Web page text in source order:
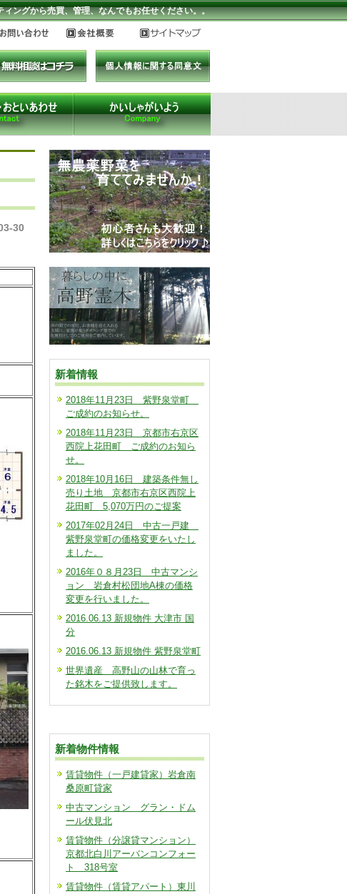
ングから売買、管理、なんでもお任せください。。
30
新着情報
2018年11月23日 紫野泉堂町
ご成約のお知らせ。
2018年11月23日 京都市右京区
西院上花田町 ご成約のお知ら
せ。
2018年10月16日 建築条件無し
売り土地 京都市右京区西院上
花田町 5,070万円のご提案
2017年02月24日 中古一戸建
紫野泉堂町の価格変更をいたし
ました。
2016年０８月23日 中古マンシ
ョン 岩倉村松団地A棟の価格
変更を行いました。
2016.06.13 新規物件 大津市 国
分
2016.06.13 新規物件 紫野泉堂町
世界遺産 高野山の山林で育っ
た銘木をご提供致します。
新着物件情報
賃貸物件（一戸建貸家）岩倉南
桑原町貸家
中古マンション グラン・ドム
ール伏見北
賃貸物件（分譲貸マンション）
京都北白川アーバンコンフォー
ト 318号室
賃貸物件（賃貸アパート）東川